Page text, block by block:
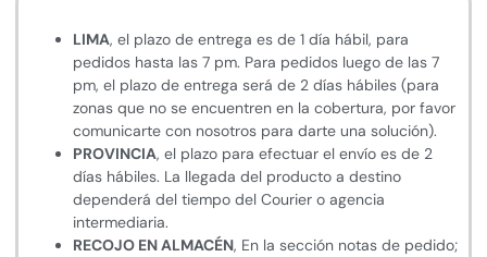
LIMA, el plazo de entrega es de 1 día hábil, para
pedidos hasta las 7 pm. Para pedidos luego de las 7
pm, el plazo de entrega será de 2 días hábiles (para
zonas que no se encuentren en la cobertura, por favor
comunicarte con nosotros para darte una solución).
PROVINCIA, el plazo para efectuar el envío es de 2
días hábiles. La llegada del producto a destino
dependerá del tiempo del Courier o agencia
intermediaria.
RECOJO EN ALMACÉN, En la sección notas de pedido;